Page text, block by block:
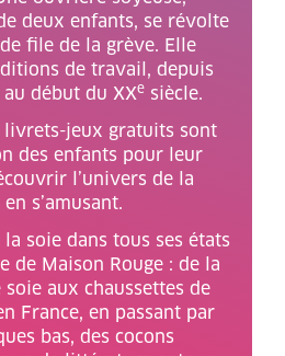
deux enfants, se révolte
file de la grève. Elle
de travail, depuis
au début du XXe siècle.
livrets-jeux gratuits sont
des enfants pour leur
l’univers de la
s’amusant.
la soie dans tous ses états
de Maison Rouge : de la
aux chaussettes de
France, en passant par
bas, des cocons